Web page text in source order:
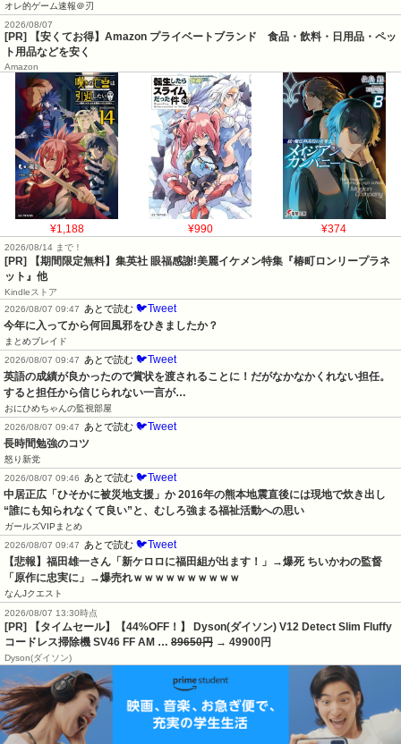
オレ的ゲーム速報＠刃
2026/08/07
[PR] 【安くてお得】Amazon プライベートブランド 食品・飲料・日用品・ペッ
ト用品などを安く
Amazon
¥1,188 ¥990 ¥374
2026/08/14 まで！
[PR] 【期間限定無料】集英社 眼福感謝!美麗イケメン特集『椿町ロンリープラネ
ット』他
Kindleストア
2026/08/07 09:47
あとで読む 🐦Tweet
今年に入ってから何回風邪をひきましたか？
まとめブレイド
2026/08/07 09:47
あとで読む 🐦Tweet
英語の成績が良かったので賞状を渡されることに！だがなかなかくれない担任。
すると担任から信じられない一言が…
おにひめちゃんの監視部屋
2026/08/07 09:47
あとで読む 🐦Tweet
長時間勉強のコツ
怒り新党
2026/08/07 09:46
あとで読む 🐦Tweet
中居正広「ひそかに被災地支援」か 2016年の熊本地震直後には現地で炊き出し
“誰にも知られなくて良い”と、むしろ強まる福祉活動への思い
ガールズVIPまとめ
2026/08/07 09:47
あとで読む 🐦Tweet
【悲報】福田雄一さん「新ケロロに福田組が出ます！」→爆死 ちいかわの監督
「原作に忠実に」→爆売れｗｗｗｗｗｗｗｗｗｗ
なんJクエスト
2026/08/07 13:30時点
[PR] 【タイムセール】【44%OFF！】 Dyson(ダイソン) V12 Detect Slim Fluffy
コードレス掃除機 SV46 FF AM … 89650円 → 49900円
Dyson(ダイソン)